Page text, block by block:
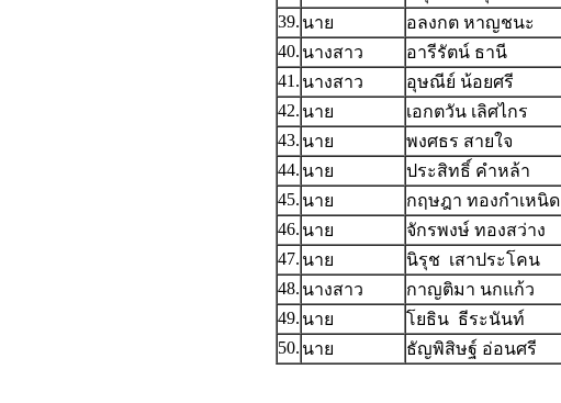
39. นาย อลงกต หาญชนะ
40. นางสาว อารีรัตน์ ธานี
41. นางสาว อุษณีย์ น้อยศรี
42. นาย เอกตวัน เลิศไกร
43. นาย พงศธร สายใจ
44. นาย ประสิทธิ์ คำหล้า
45. นาย กฤษฎา ทองกำเหนิด
46. นาย จักรพงษ์ ทองสว่าง
47. นาย นิรุช เสาประโคน
48. นางสาว กาญติมา นกแก้ว
49. นาย โยธิน ธีระนันท์
50. นาย ธัญพิสิษฐ์ อ่อนศรี